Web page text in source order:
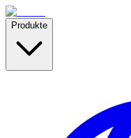
Produkte